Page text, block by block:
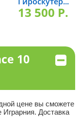
13 500 P.
10
цене вы сможете
Играрния. Доставка